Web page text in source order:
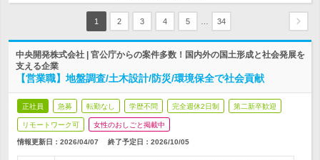
1 2 3 4 5 34
中央開発株式会社 | 官公庁からの案件多数！国内外の国土形成と社会発展を
支える企業
【営業職】地盤調査/土木設計/防災/環境保全で社会貢献
正社員 急募 転勤なし 学歴不問 完全週休2日制 第二新卒歓迎
リモートワーク可 女性のおしごと掲載中
情報更新日：2026/04/07 終了予定日： 2026/10/05